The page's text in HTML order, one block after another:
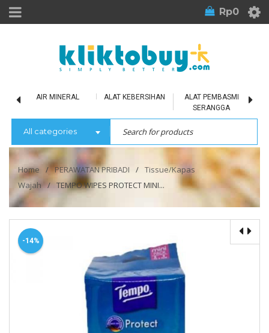
Rp0
AIR MINERAL ALAT KEBERSIHAN
ALAT PEMBASMI
SERANGGA
All categories
Home / PERAWATAN PRIBADI / Tissue/Kapas
Wajah
/ TEMPO WIPES PROTECT MINI...
-14%